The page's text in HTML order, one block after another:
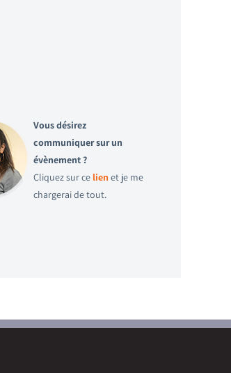
Vous désirez
communiquer sur un
évènement ?
Cliquez sur ce lien et je me
chargerai de tout.